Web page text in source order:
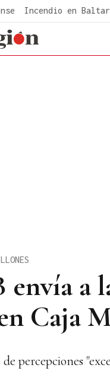
Incendio en Baltar
envía a
Caja
percepciones